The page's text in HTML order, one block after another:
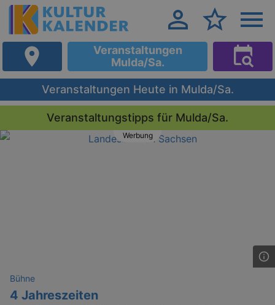
Veranstaltungen
Mulda/Sa.
Veranstaltungen Heute in Mulda/Sa.
Veranstaltungstipps für Mulda/Sa.
Werbung
Bühne
4 Jahreszeiten